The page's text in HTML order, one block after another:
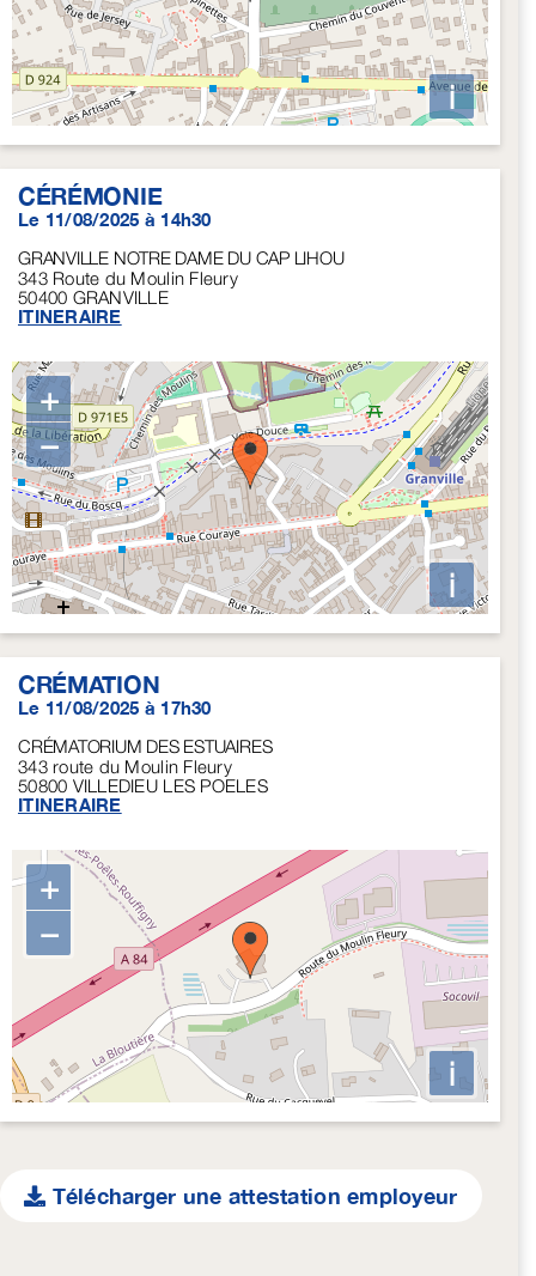
i
CÉRÉMONIE
Le 11/08/2025 à 14h30
GRANVILLE NOTRE DAME DU CAP LIHOU
343 Route du Moulin Fleury
50400 GRANVILLE
ITINERAIRE
+
−
i
CRÉMATION
Le 11/08/2025 à 17h30
CRÉMATORIUM DES ESTUAIRES
343 route du Moulin Fleury
50800 VILLEDIEU LES POELES
ITINERAIRE
+
−
i
Télécharger une attestation employeur